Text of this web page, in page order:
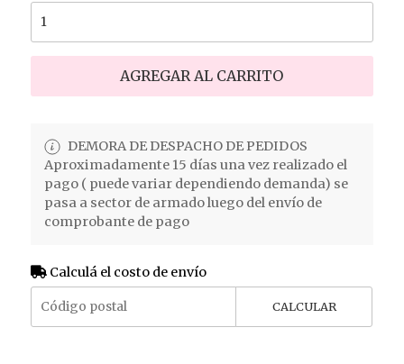
AGREGAR AL CARRITO
DEMORA DE DESPACHO DE PEDIDOS
Aproximadamente 15 días una vez realizado el
pago ( puede variar dependiendo demanda) se
pasa a sector de armado luego del envío de
comprobante de pago
Calculá el costo de envío
CALCULAR